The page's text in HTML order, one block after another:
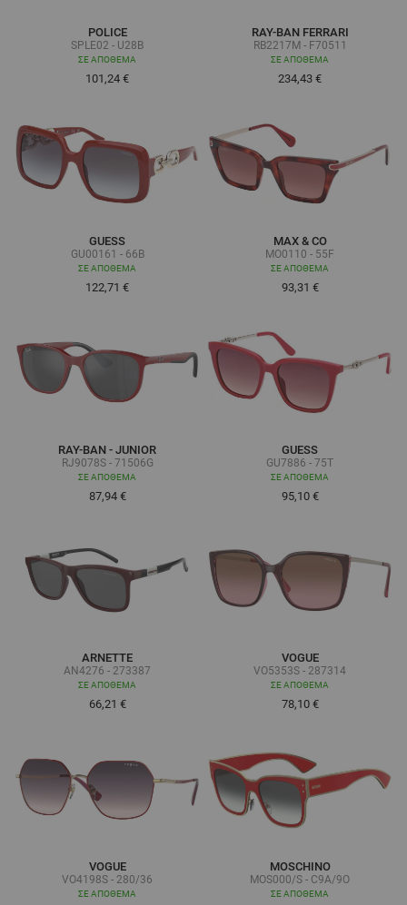
POLICE
SPLE02 - U28B
ΣΕ ΑΠΌΘΕΜΑ
101,24 €
RAY-BAN FERRARI
RB2217M - F70511
ΣΕ ΑΠΌΘΕΜΑ
234,43 €
GUESS
GU00161 - 66B
ΣΕ ΑΠΌΘΕΜΑ
122,71 €
MAX & CO
MO0110 - 55F
ΣΕ ΑΠΌΘΕΜΑ
93,31 €
RAY-BAN - JUNIOR
RJ9078S - 71506G
ΣΕ ΑΠΌΘΕΜΑ
87,94 €
GUESS
GU7886 - 75T
ΣΕ ΑΠΌΘΕΜΑ
95,10 €
ARNETTE
AN4276 - 273387
ΣΕ ΑΠΌΘΕΜΑ
66,21 €
VOGUE
VO5353S - 287314
ΣΕ ΑΠΌΘΕΜΑ
78,10 €
VOGUE
VO4198S - 280/36
ΣΕ ΑΠΌΘΕΜΑ
MOSCHINO
MOS000/S - C9A/9O
ΣΕ ΑΠΌΘΕΜΑ